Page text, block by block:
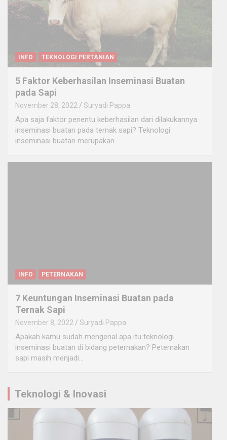
INFO TEKNOLOGI PERTANIAN
5 Faktor Keberhasilan Inseminasi Buatan
pada Sapi
November 28, 2022 Suryadi Pappa
Apa saja faktor penentu keberhasilan dari dilakukannya
inseminasi buatan pada ternak sapi? Teknologi
inseminasi buatan merupakan…
INFO PETERNAKAN
7 Keuntungan Inseminasi Buatan pada
Ternak Sapi
November 8, 2022 Suryadi Pappa
Apakah kamu sudah mengenal apa itu teknologi
inseminasi buatan di bidang peternakan? Peternakan
sapi masih menjadi…
Teknologi & Inovasi